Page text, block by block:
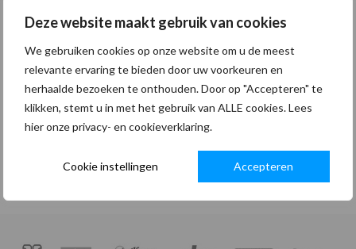
Deze website maakt gebruik van cookies
We gebruiken cookies op onze website om u de meest
relevante ervaring te bieden door uw voorkeuren en
herhaalde bezoeken te onthouden. Door op "Accepteren" te
klikken, stemt u in met het gebruik van ALLE cookies. Lees
hier onze privacy- en cookieverklaring.
Cookie instellingen Accepteren
Je persoonlijke gegevens worden gebruikt om je
ervaring op deze site te ondersteunen, om toegang
tot je account te beheren en voor andere doeleinden
zoals omschreven in onzeprivacybeleid.